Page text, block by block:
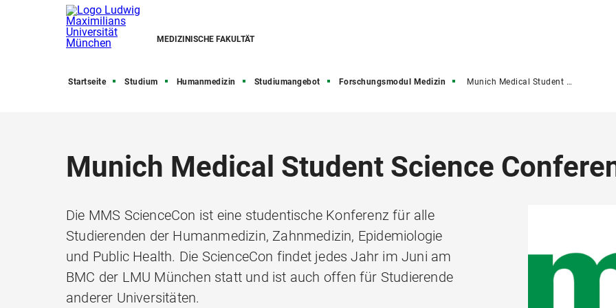
MEDIZINISCHE FAKULTÄT
Startseite Studium Humanmedizin Studiumangebot Forschungsmodul Medizin Munich Medical Student Science Conference
Munich Medical Student Science
Die MMS ScienceCon ist eine studentische Konferenz für alle
Studierenden der Humanmedizin, Zahnmedizin, Epidemiologie
und Public Health. Die ScienceCon findet jedes Jahr im Juni am
BMC der LMU München statt und ist auch offen für Studierende
anderer Universitäten.